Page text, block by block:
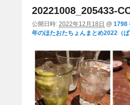
20221008_205433-
公開日時: 2022年12月18日 @ 1798
年のほたおたちょんまとめ2022（ぱ